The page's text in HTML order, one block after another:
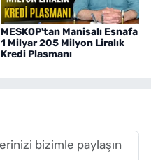
MESKOP'tan Manisalı Esnafa
1 Milyar 205 Milyon Liralık
Kredi Plasmanı